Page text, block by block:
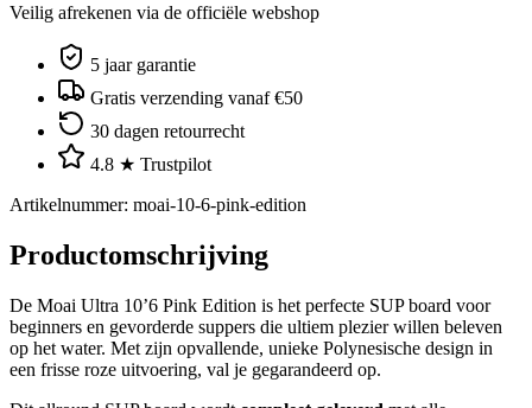
Veilig afrekenen via de officiële webshop
5 jaar garantie
Gratis verzending vanaf €50
30 dagen retourrecht
4.8 ★ Trustpilot
Artikelnummer: moai-10-6-pink-edition
Productomschrijving
De Moai Ultra 10’6 Pink Edition is het perfecte SUP board voor
beginners en gevorderde suppers die ultiem plezier willen beleven
op het water. Met zijn opvallende, unieke Polynesische design in
een frisse roze uitvoering, val je gegarandeerd op.